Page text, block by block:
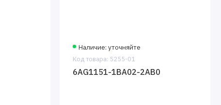
Наличие: уточняйте
Код товара: 5255-01
6AG1151-1BA02-2AB0